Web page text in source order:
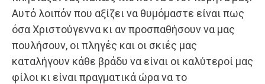
Αυτό λοιπόν που αξίζει να θυμόμαστε είναι πως
όσα Χριστούγεννα κι αν προσπαθήσουν να μας
πουλήσουν, οι πληγές και οι σκιές μας
καταλήγουν κάθε βράδυ να είναι οι καλύτεροί μας
φίλοι κι είναι πραγματικά ώρα να το